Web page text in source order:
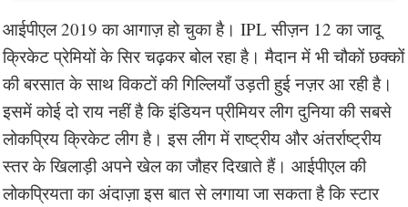
आईपीएल 2019 का आगाज़ हो चुका है। IPL सीज़न 12 का जादू
क्रिकेट प्रेमियों के सिर चढ़कर बोल रहा है। मैदान में भी चौकों छक्कों
की बरसात के साथ विकटों की गिल्लियाँ उड़ती हुई नज़र आ रही है।
इसमें कोई दो राय नहीं है कि इंडियन प्रीमियर लीग दुनिया की सबसे
लोकप्रिय क्रिकेट लीग है। इस लीग में राष्ट्रीय और अंतर्राष्ट्रीय
स्तर के खिलाड़ी अपने खेल का जौहर दिखाते हैं। आईपीएल की
लोकप्रियता का अंदाज़ा इस बात से लगाया जा सकता है कि स्टार